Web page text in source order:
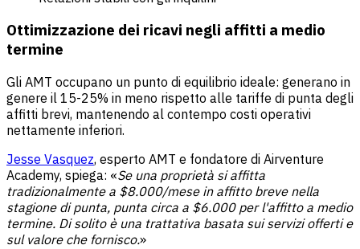
Ottimizzazione dei ricavi negli affitti a medio
termine
Gli AMT occupano un punto di equilibrio ideale: generano in
genere il 15-25% in meno rispetto alle tariffe di punta degli
affitti brevi, mantenendo al contempo costi operativi
nettamente inferiori.
Jesse Vasquez, esperto AMT e fondatore di Airventure
Academy, spiega: «Se una proprietà si affitta
tradizionalmente a $8.000/mese in affitto breve nella
stagione di punta, punta circa a $6.000 per l'affitto a medio
termine. Di solito è una trattativa basata sui servizi offerti e
sul valore che fornisco.»